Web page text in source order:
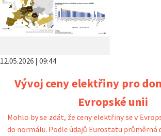
12.05.2026 | 09:44
Vývoj ceny elektřiny pro
Evropské unii
Mohlo by se zdát, že ceny elektřiny se v
do normálu. Podle údajů Eurostatu průměrná